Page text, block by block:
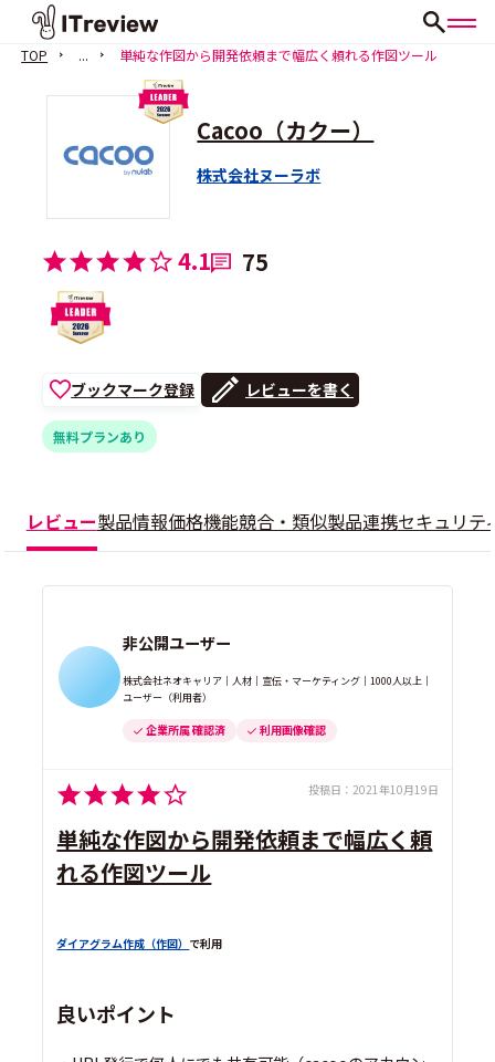
TOP ... 単純な作図から開発依頼まで幅広く頼れる作図ツール
Cacoo（カクー）
株式会社ヌーラボ
4.1 75
ブックマーク登録 レビューを書く
無料プランあり
レビュー製品情報価格機能競合・類似製品連携セキュリテ
非公開ユーザー
株式会社ネオキャリア｜人材｜宣伝・マーケティング｜1000人以上｜
ユーザー（利用者）
企業所属 確認済 利用画像確認
投稿日： 2021年10月19日
単純な作図から開発依頼まで幅広く頼
れる作図ツール
ダイアグラム作成（作図） で利用
良いポイント